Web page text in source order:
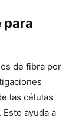
para
de fibra por
las células
ayuda a